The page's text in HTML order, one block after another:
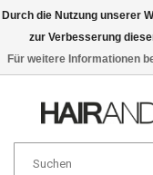
Durch die Nutzung unserer
zur Verbesserung
Für weitere Informationen